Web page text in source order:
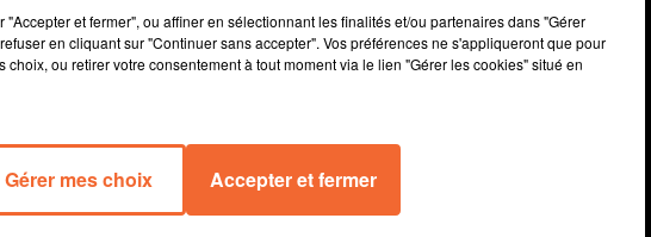
et fermer", ou affiner en sélectionnant les finalités et/ou partenaires dans "Gérer
en cliquant sur "Continuer sans accepter". Vos préférences ne s'appliqueront que pour
choix, ou retirer votre consentement à tout moment via le lien "Gérer les cookies" situé en
Gérer mes choix Accepter et fermer